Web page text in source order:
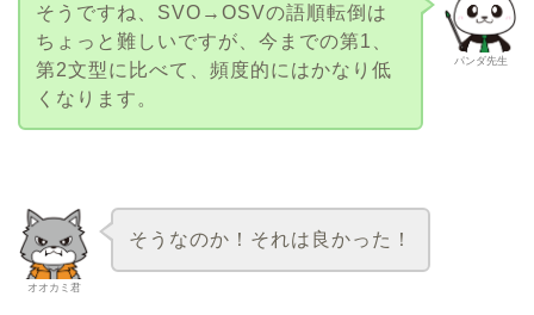
パンダ先生
そうですね、SVO→OSVの語順転倒は
ちょっと難しいですが、今までの第1、
第2文型に比べて、頻度的にはかなり低
くなります。
オオカミ君
そうなのか！それは良かった！